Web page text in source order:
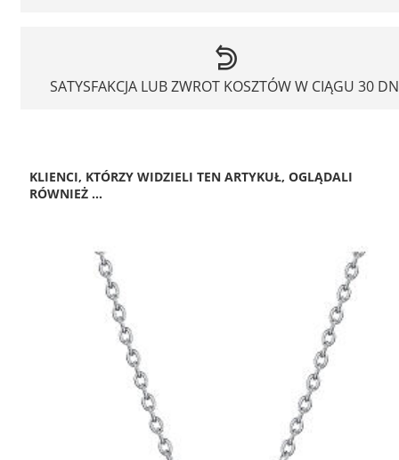
SATYSFAKCJA LUB ZWROT KOSZTÓW W CIĄGU 30
KLIENCI, KTÓRZY WIDZIELI TEN ARTYKUŁ, OGLĄDALI
RÓWNIEŻ ...